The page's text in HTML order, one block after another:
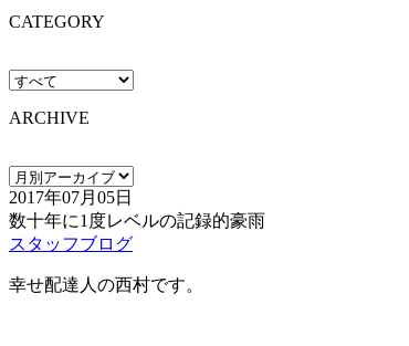
CATEGORY
ARCHIVE
2017年07月05日
数十年に1度レベルの記録的豪雨
スタッフブログ
幸せ配達人の西村です。